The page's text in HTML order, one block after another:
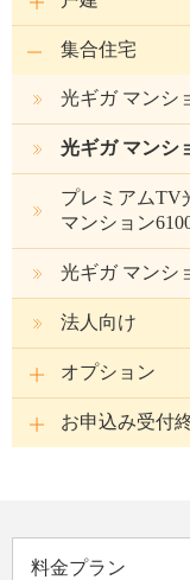
集合住宅
光ギガ マンシ
光ギガ マンシ
プレミアムTV
マンション
光ギガ マンシ
法人向け
オプション
お申込み受付
料金プラン